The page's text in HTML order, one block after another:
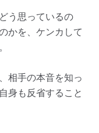
う思っているの
かを、ケンカして
相手の本音を知っ
身も反省すること